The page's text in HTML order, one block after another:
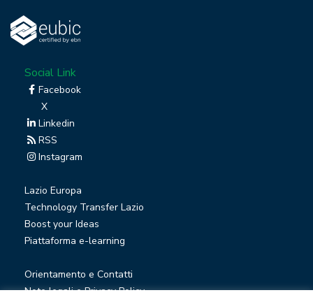
Social Link
Facebook
X
Linkedin
RSS
Instagram
Lazio Europa
Technology Transfer Lazio
Boost your Ideas
Piattaforma e-learning
Orientamento e Contatti
Note legali e Privacy Policy